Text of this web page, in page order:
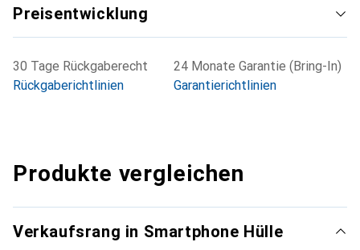
Preisentwicklung
30 Tage Rückgaberecht
Rückgaberichtlinien
24 Monate Garantie (Bring-In)
Garantierichtlinien
Produkte vergleichen
Verkaufsrang in Smartphone Hülle